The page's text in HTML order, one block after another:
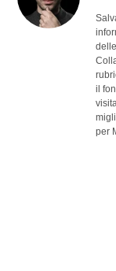
il
per